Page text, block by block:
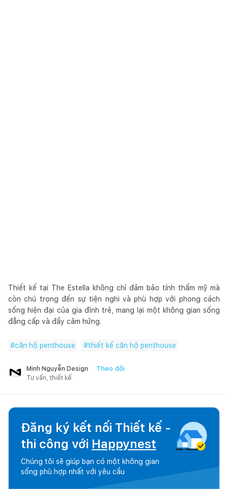
Thiết kế tại The Estella không chỉ đảm bảo tính thẩm mỹ mà
còn chú trọng đến sự tiện nghi và phù hợp với phong cách
sống hiện đại của gia đình trẻ, mang lại một không gian sống
đẳng cấp và đầy cảm hứng.
#căn hộ penthouse #thiết kế căn hộ penthouse
Minh Nguyễn Design Theo dõi
Tư vấn, thiết kế
Đăng ký kết nối Thiết kế -
thi công với Happynest
Chúng tôi sẽ giúp bạn có một không gian
sống phù hợp nhất với yêu cầu